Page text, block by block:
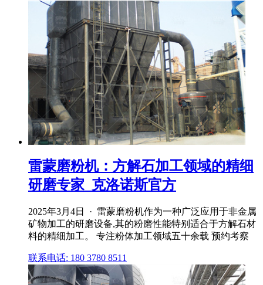
雷蒙磨粉机：方解石加工领域的精细
研磨专家_克洛诺斯官方
2025年3月4日 · 雷蒙磨粉机作为一种广泛应用于非金属
矿物加工的研磨设备,其的粉磨性能特别适合于方解石材
料的精细加工。 专注粉体加工领域五十余载 预约考察
联系电话: 180 3780 8511